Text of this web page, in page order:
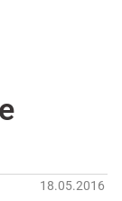
18.05.2016